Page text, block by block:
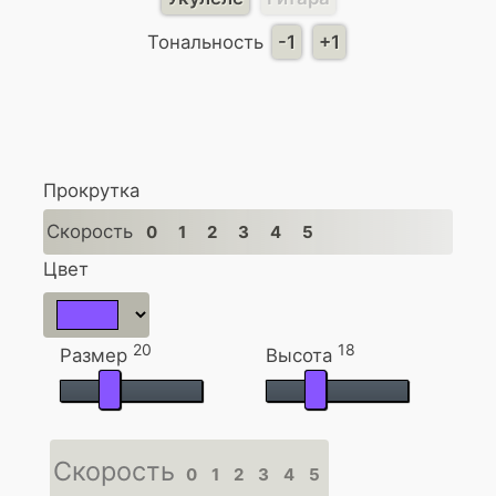
Тональность
-1 +1
Прокрутка
Скорость
0 1 2 3 4 5
Цвет
Размер 20 Высота 18
Скорость 0 1 2 3 4 5